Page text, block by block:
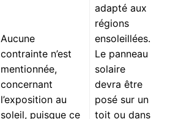
Aucune
contrainte n’est
mentionnée,
concernant
l’exposition au
soleil, puisque ce
adapté aux
régions
ensoleillées.
Le panneau
solaire
devra être
posé sur un
toit ou dans